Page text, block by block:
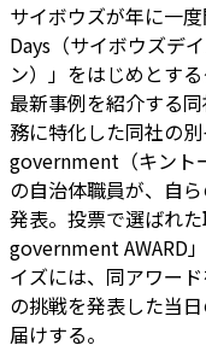
サイボウズが年に一
Days（サイボウズデ
ン）」をはじめとす
最新事例を紹介する
務に特化した同社の
government（キント
の自治体職員が、自
発表。投票で選ばれ
government AWARD
イズには、同アワー
の挑戦を発表した当
届けする。